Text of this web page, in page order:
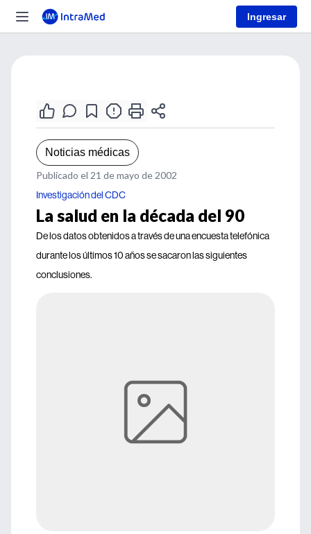
Ingresar
Noticias médicas
Publicado el 21 de mayo de 2002
Investigación del CDC
La salud en la década del 90
De los datos obtenidos a través de una encuesta telefónica
durante los últimos 10 años se sacaron las siguientes
conclusiones.